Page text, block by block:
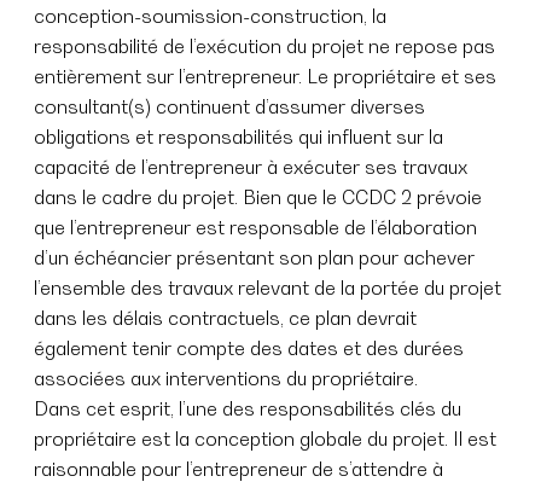
conception-soumission-construction, la
responsabilité de l’exécution du projet ne repose pas
entièrement sur l’entrepreneur. Le propriétaire et ses
consultant(s) continuent d’assumer diverses
obligations et responsabilités qui influent sur la
capacité de l’entrepreneur à exécuter ses travaux
dans le cadre du projet. Bien que le CCDC 2 prévoie
que l’entrepreneur est responsable de l’élaboration
d’un échéancier présentant son plan pour achever
l’ensemble des travaux relevant de la portée du projet
dans les délais contractuels, ce plan devrait
également tenir compte des dates et des durées
associées aux interventions du propriétaire.
Dans cet esprit, l’une des responsabilités clés du
propriétaire est la conception globale du projet. Il est
raisonnable pour l’entrepreneur de s’attendre à